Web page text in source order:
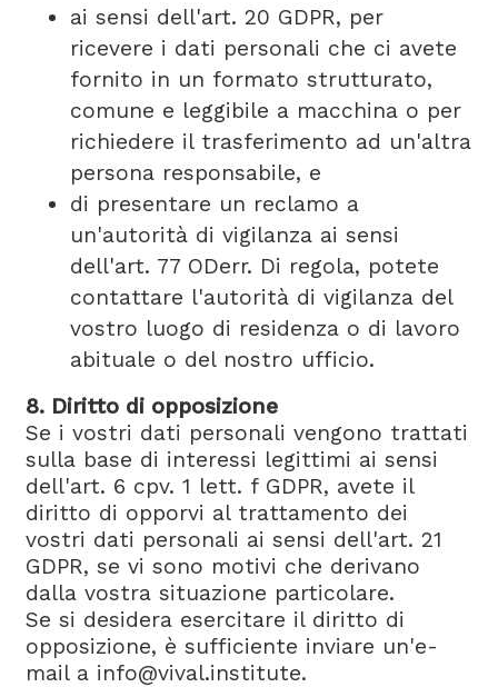
ai sensi dell'art. 20 GDPR, per
ricevere i dati personali che ci avete
fornito in un formato strutturato,
comune e leggibile a macchina o per
richiedere il trasferimento ad un'altra
persona responsabile, e
di presentare un reclamo a
un'autorità di vigilanza ai sensi
dell'art. 77 ODerr. Di regola, potete
contattare l'autorità di vigilanza del
vostro luogo di residenza o di lavoro
abituale o del nostro ufficio.
8. Diritto di opposizione
Se i vostri dati personali vengono trattati
sulla base di interessi legittimi ai sensi
dell'art. 6 cpv. 1 lett. f GDPR, avete il
diritto di opporvi al trattamento dei
vostri dati personali ai sensi dell'art. 21
GDPR, se vi sono motivi che derivano
dalla vostra situazione particolare.
Se si desidera esercitare il diritto di
opposizione, è sufficiente inviare un'e-
mail a info@vival.institute.